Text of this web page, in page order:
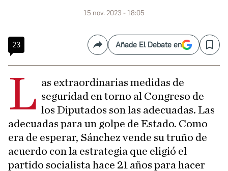
15 nov. 2023 - 18:05
23 CompartirAñade El Debate en Save
L as extraordinarias medidas de
seguridad en torno al Congreso de
los Diputados son las adecuadas. Las
adecuadas para un golpe de Estado. Como
era de esperar, Sánchez vende su truño de
acuerdo con la estrategia que eligió el
partido socialista hace 21 años para hacer